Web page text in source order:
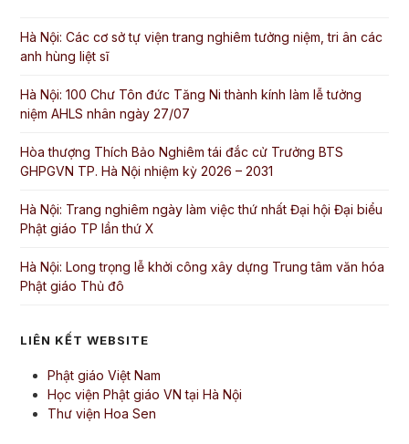
Hà Nội: Các cơ sở tự viện trang nghiêm tưởng niệm, tri ân các
anh hùng liệt sĩ
Hà Nội: 100 Chư Tôn đức Tăng Ni thành kính làm lễ tưởng
niệm AHLS nhân ngày 27/07
Hòa thượng Thích Bảo Nghiêm tái đắc cử Trưởng BTS
GHPGVN TP. Hà Nội nhiệm kỳ 2026 – 2031
Hà Nội: Trang nghiêm ngày làm việc thứ nhất Đại hội Đại biểu
Phật giáo TP lần thứ X
Hà Nội: Long trọng lễ khởi công xây dựng Trung tâm văn hóa
Phật giáo Thủ đô
LIÊN KẾT WEBSITE
Phật giáo Việt Nam
Học viện Phật giáo VN tại Hà Nội
Thư viện Hoa Sen